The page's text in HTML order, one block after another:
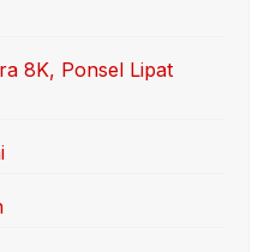
8K, Ponsel Lipat